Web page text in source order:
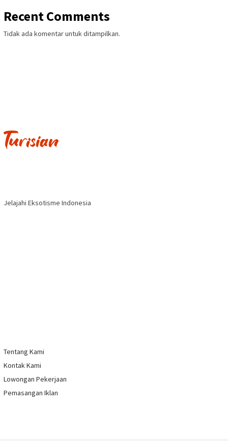
Recent Comments
Tidak ada komentar untuk ditampilkan.
Jelajahi Eksotisme Indonesia
Tentang Kami
Kontak Kami
Lowongan Pekerjaan
Pemasangan Iklan